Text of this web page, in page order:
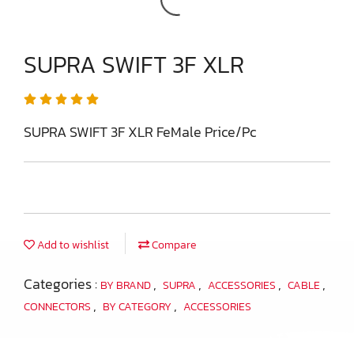
SUPRA SWIFT 3F XLR
SUPRA SWIFT 3F XLR FeMale Price/Pc
Add to wishlist Compare
Categories : BY BRAND, SUPRA , ACCESSORIES , CABLE ,
CONNECTORS , BY CATEGORY , ACCESSORIES